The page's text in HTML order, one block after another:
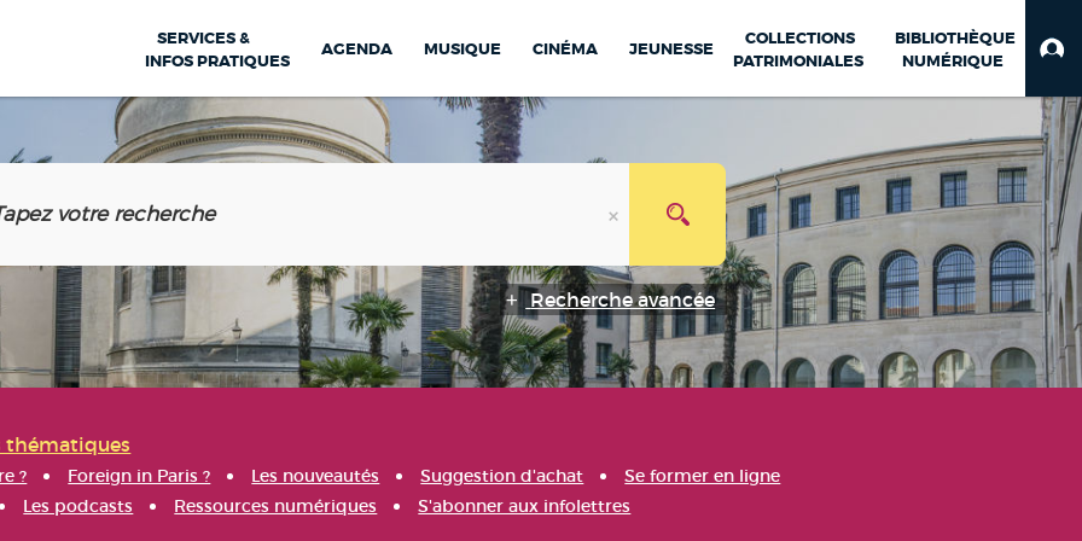
SERVICES &
INFOS PRATIQUES
AGENDA MUSIQUE CINÉMA JEUNESSE
COLLECTIONS
PATRIMONIALES
BIBLIOTHÈQUE
NUMÉRIQUE
Recherche avancée
thématiques
? Foreign in Paris ? Les nouveautés Suggestion d'achat
Se former en ligne
Les podcasts Ressources numériques S'abonner aux infolettres